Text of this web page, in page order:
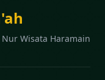
Wisata Haramain